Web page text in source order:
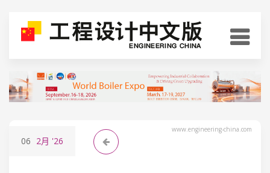
www.engineering-china.com
06 2月 '26